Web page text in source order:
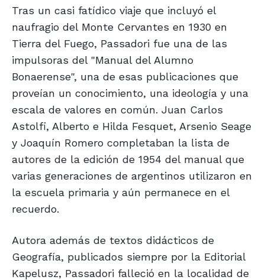
Tras un casi fatídico viaje que incluyó el
naufragio del Monte Cervantes en 1930 en
Tierra del Fuego, Passadori fue una de las
impulsoras del "Manual del Alumno
Bonaerense", una de esas publicaciones que
proveían un conocimiento, una ideología y una
escala de valores en común. Juan Carlos
Astolfi, Alberto e Hilda Fesquet, Arsenio Seage
y Joaquín Romero completaban la lista de
autores de la edición de 1954 del manual que
varias generaciones de argentinos utilizaron en
la escuela primaria y aún permanece en el
recuerdo.
Autora además de textos didácticos de
Geografía, publicados siempre por la Editorial
Kapelusz, Passadori falleció en la localidad de